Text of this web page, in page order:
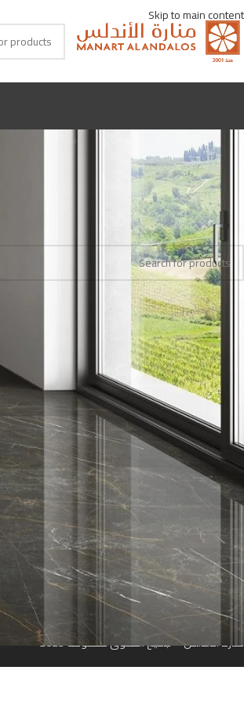
Skip to main content
Home اللون جريس غير لماع
No products were found matching your selection.
منارة الأندلس © جميع الحقوق محفوظة 2023